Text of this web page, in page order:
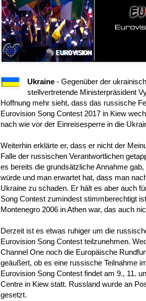
Ukraine- Gegenüber der
stellvertretende Ministerpräsident
Hoffnung mehr sieht, dass das russische
Eurovision Song Contest 2017 in Kiew
nach wie vor der Einreisesperre in die
Weiterhin erklärte er, dass er nicht der
Falle der russischen Verantwortlichen
es bereits die grundsätzliche Annahme
würde und man erwartet hat, dass man
Ukraine zu schaden. Er hält es aber auch
Song Contest zumindest stimmberechtigt
Montenegro 2006 in Athen war, das auch
Derzeit ist es etwas ruhiger um die
Eurovision Song Contest teilzunehmen.
Channel One noch die Europäische
geäußert, ob es eine russische Teilnahme
Eurovision Song Contest findet am 9., 11.
Centre in Kiew statt. Russland wurde an
gesetzt.